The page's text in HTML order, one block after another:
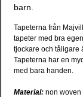
barn.
Tapeterna från
tapeter med bra
tjockare och tåligare
Tapeterna har en
med bara handen.
Material: non woven